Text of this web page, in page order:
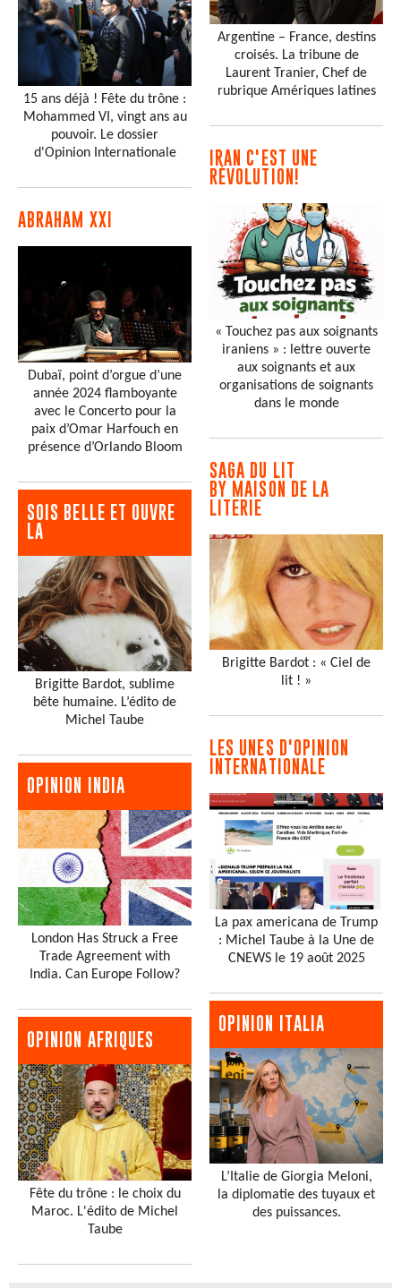
15 ans déjà ! Fête du trône :
Mohammed VI, vingt ans au
pouvoir. Le dossier
d'Opinion Internationale
ABRAHAM XXI
Dubaï, point d’orgue d’une
année 2024 flamboyante
avec le Concerto pour la
paix d’Omar Harfouch en
présence d’Orlando Bloom
SOIS BELLE ET OUVRE
LA
Brigitte Bardot, sublime
bête humaine. L’édito de
Michel Taube
OPINION INDIA
London Has Struck a Free
Trade Agreement with
India. Can Europe Follow?
OPINION AFRIQUES
Fête du trône : le choix du
Maroc. L'édito de Michel
Taube
Argentine – France, destins
croisés. La tribune de
Laurent Tranier, Chef de
rubrique Amériques latines
IRAN C'EST UNE
RÉVOLUTION!
« Touchez pas aux soignants
iraniens » : lettre ouverte
aux soignants et aux
organisations de soignants
dans le monde
SAGA DU LIT
BY MAISON DE LA
LITERIE
Brigitte Bardot : « Ciel de
lit ! »
LES UNES D'OPINION
INTERNATIONALE
La pax americana de Trump
: Michel Taube à la Une de
CNEWS le 19 août 2025
OPINION ITALIA
L’Italie de Giorgia Meloni,
la diplomatie des tuyaux et
des puissances.